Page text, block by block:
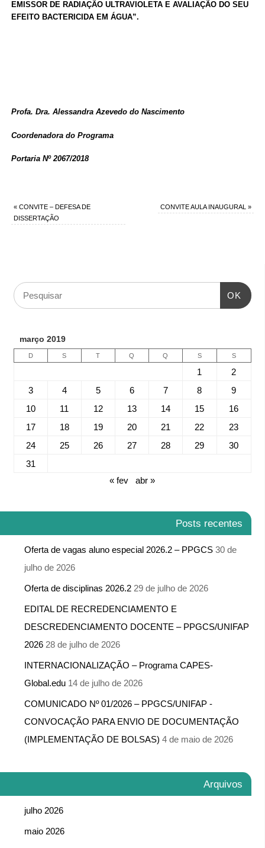
EMISSOR DE RADIAÇÃO ULTRAVIOLETA E AVALIAÇÃO DO SEU
EFEITO BACTERICIDA EM ÁGUA”.
Profa. Dra. Alessandra Azevedo do Nascimento
Coordenadora do Programa
Portaria Nº 2067/2018
«CONVITE – DEFESA DE
DISSERTAÇÃO
CONVITE AULA INAUGURAL»
OK
março 2019
D S T Q Q S S
1
2
3
4 5 6 7 8
9
10
11 12 13 14 15
16
17
18 19 20 21 22
23
24
25 26 27 28 29
30
31
« fev
abr »
Posts recentes
Oferta de vagas aluno especial 2026.2 – PPGCS 30 de
julho de 2026
Oferta de disciplinas 2026.2 29 de julho de 2026
EDITAL DE RECREDENCIAMENTO E
DESCREDENCIAMENTO DOCENTE – PPGCS/UNIFAP
2026 28 de julho de 2026
INTERNACIONALIZAÇÃO – Programa CAPES-
Global.edu 14 de julho de 2026
COMUNICADO Nº 01/2026 – PPGCS/UNIFAP -​
CONVOCAÇÃO PARA ENVIO DE DOCUMENTAÇÃO
(IMPLEMENTAÇÃO DE BOLSAS) 4 de maio de 2026
Arquivos
julho 2026
maio 2026